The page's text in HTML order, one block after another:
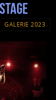
GALERIE 2023